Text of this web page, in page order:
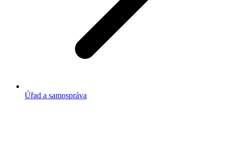
Úřad a samospráva